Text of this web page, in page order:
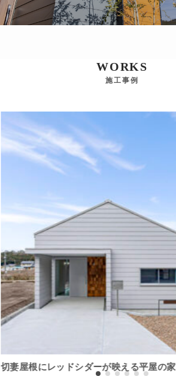
WORKS
施工事例
切妻屋根にレッドシダーが映える平屋の家